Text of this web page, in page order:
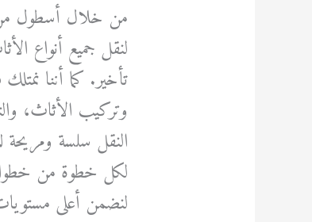
من خلال أسطول
لنقل جميع أنواع
تأخير. كما أننا
وتركيب الأثاث،
النقل سلسة ومريحة
لكل خطوة من خطوات
لنضمن أعلى